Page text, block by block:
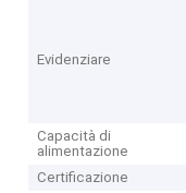
Evidenziare
Capacità di
alimentazione
Certificazione